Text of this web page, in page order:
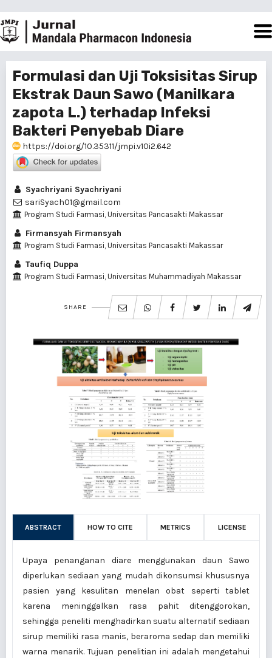
Formulasi dan Uji Toksisitas Sirup
Ekstrak Daun Sawo (Manilkara
zapota L.) terhadap Infeksi
Bakteri Penyebab Diare
https://doi.org/10.35311/jmpi.v10i2.642
Syachriyani Syachriyani
sariSyach01@gmail.com
Program Studi Farmasi, Universitas Pancasakti Makassar
Firmansyah Firmansyah
Program Studi Farmasi, Universitas Pancasakti Makassar
Taufiq Duppa
Program Studi Farmasi, Universitas Muhammadiyah Makassar
SHARE
ABSTRACT HOW TO CITE METRICS LICENSE
Upaya penanganan diare menggunakan daun Sawo
diperlukan sediaan yang mudah dikonsumsi khususnya
pasien yang kesulitan menelan obat seperti tablet
karena meninggalkan rasa pahit ditenggorokan,
sehingga peneliti menghadirkan suatu alternatif sediaan
sirup memiliki rasa manis, beraroma sedap dan memiliki
warna menarik. Tujuan penelitian ini adalah mengetahui